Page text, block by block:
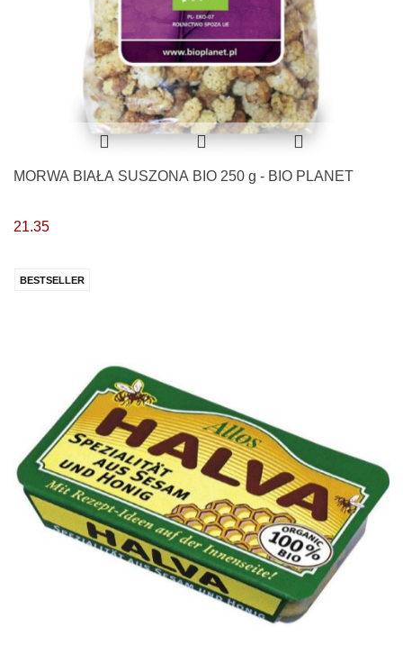
MORWA BIAŁA SUSZONA BIO 250 g - BIO PLANET
21.35
BESTSELLER